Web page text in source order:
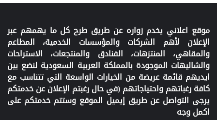
موقع اعلاني يخدم زواره عن طريق طرح كل ما يهمهم عبر
الإعلان لأهم الشركات والمؤسسات الخدمية، المطاعم
والمقاهي، المنتزهات، الفنادق والمنتجعات، الاستراحات
والشاليهات الموجودة بالمملكة العربية السعودية لنضع بين
ايديهم قائمة عريضة من الخيارات الواسعة التي تتناسب مع
كافة رغباتهم واحتياجاتهم (في حال رغبتم الإعلان عن خدمتكم
يرجى التواصل عن طريق إيميل الموقع وستتم خدمتكم على
اكمل وجه